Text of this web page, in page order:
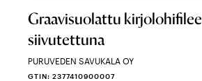
Graavisuolattu kirjolohifilee
siivutettuna
PURUVEDEN SAVUKALA OY
GTIN: 2377410900007